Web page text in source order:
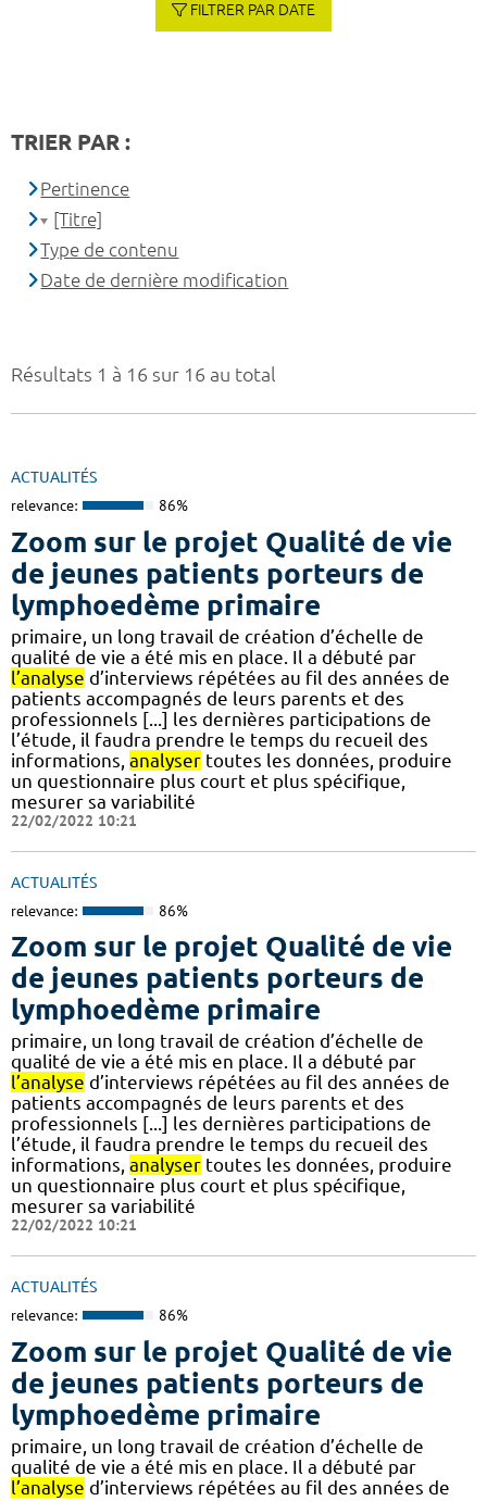
Résultats 1 à 16 sur 16 au total
ACTUALITÉS
relevance: 86%
Zoom sur le projet Qualité de vie
de jeunes patients porteurs de
lymphoedème primaire
primaire, un long travail de création d’échelle de
qualité de vie a été mis en place. Il a débuté par
l’analyse d’interviews répétées au fil des années de
patients accompagnés de leurs parents et des
professionnels [...] les dernières participations de
l’étude, il faudra prendre le temps du recueil des
informations, analyser toutes les données, produire
un questionnaire plus court et plus spécifique,
mesurer sa variabilité
22/02/2022 10:21
ACTUALITÉS
relevance: 86%
Zoom sur le projet Qualité de vie
de jeunes patients porteurs de
lymphoedème primaire
primaire, un long travail de création d’échelle de
qualité de vie a été mis en place. Il a débuté par
l’analyse d’interviews répétées au fil des années de
patients accompagnés de leurs parents et des
professionnels [...] les dernières participations de
l’étude, il faudra prendre le temps du recueil des
informations, analyser toutes les données, produire
un questionnaire plus court et plus spécifique,
mesurer sa variabilité
22/02/2022 10:21
ACTUALITÉS
relevance: 86%
Zoom sur le projet Qualité de vie
de jeunes patients porteurs de
lymphoedème primaire
primaire, un long travail de création d’échelle de
qualité de vie a été mis en place. Il a débuté par
l’analyse d’interviews répétées au fil des années de
FILTRER PAR DATE
TRIER PAR :
Pertinence
[Titre]
Type de contenu
Date de dernière modification